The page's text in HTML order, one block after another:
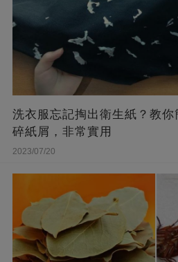
洗衣服忘記掏出衛生紙？教
碎紙屑，非常實用
2023/07/20